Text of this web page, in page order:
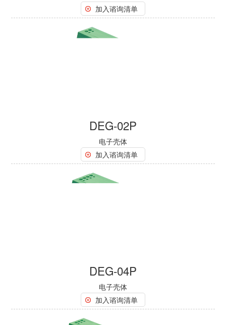
加入谘询清单
DEG-02P
电子壳体
加入谘询清单
DEG-04P
电子壳体
加入谘询清单